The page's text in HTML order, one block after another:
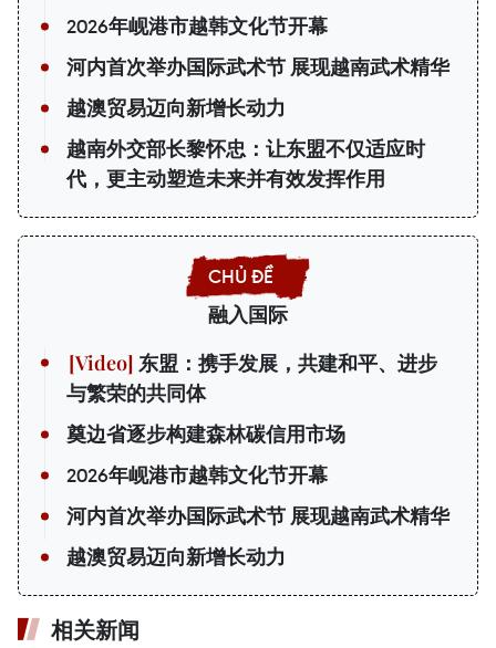
2026年岘港市越韩文化节开幕
河内首次举办国际武术节 展现越南武术精华
越澳贸易迈向新增长动力
越南外交部长黎怀忠：让东盟不仅适应时
代，更主动塑造未来并有效发挥作用
融入国际
东盟：携手发展，共建和平、进步
与繁荣的共同体
奠边省逐步构建森林碳信用市场
2026年岘港市越韩文化节开幕
河内首次举办国际武术节 展现越南武术精华
越澳贸易迈向新增长动力
相关新闻